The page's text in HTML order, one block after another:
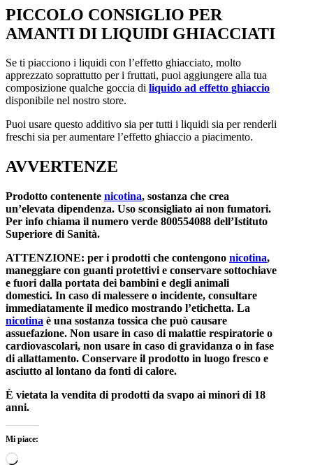
PICCOLO CONSIGLIO PER
AMANTI DI LIQUIDI GHIACCIATI
Se ti piacciono i liquidi con l’effetto ghiacciato, molto
apprezzato soprattutto per i fruttati, puoi aggiungere alla tua
composizione qualche goccia di liquido ad effetto ghiaccio
disponibile nel nostro store.
Puoi usare questo additivo sia per tutti i liquidi sia per renderli
freschi sia per aumentare l’effetto ghiaccio a piacimento.
AVVERTENZE
Prodotto contenente nicotina, sostanza che crea
un’elevata dipendenza. Uso sconsigliato ai non fumatori.
Per info chiama il numero verde 800554088 dell’Istituto
Superiore di Sanità.
ATTENZIONE: per i prodotti che contengono nicotina,
maneggiare con guanti protettivi e conservare sottochiave
e fuori dalla portata dei bambini e degli animali
domestici. In caso di malessere o incidente, consultare
immediatamente il medico mostrando l’etichetta. La
nicotina è una sostanza tossica che può causare
assuefazione. Non usare in caso di malattie respiratorie o
cardiovascolari, non usare in caso di gravidanza o in fase
di allattamento. Conservare il prodotto in luogo fresco e
asciutto al lontano da fonti di calore.
È vietata la vendita di prodotti da svapo ai minori di 18
anni.
Mi piace:
Caricamento